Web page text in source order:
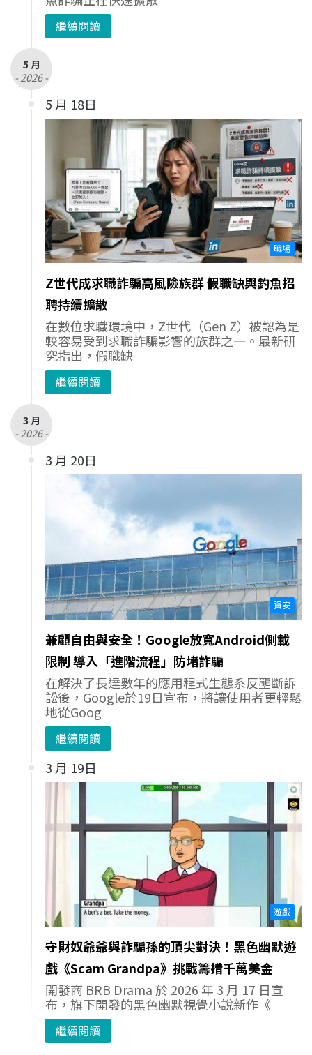
繼續閱讀
5 月
- 2026 -
5 月 18日
職場
Z世代成求職詐騙高風險族群 假職缺與釣魚招
聘持續擴散
在數位求職環境中，Z世代（Gen Z）被認為是
較容易受到求職詐騙影響的族群之一。最新研
究指出，假職缺
繼續閱讀
3 月
- 2026 -
3 月 20日
資安
兼顧自由與安全！Google放寬Android側載
限制 導入「進階流程」防堵詐騙
在解決了長達數年的應用程式生態系反壟斷訴
訟後，Google於19日宣布，將讓使用者更輕鬆
地從Goog
繼續閱讀
3 月 19日
遊戲
守財奴爺爺與詐騙孫的頂尖對決！黑色幽默遊
戲《Scam Grandpa》挑戰籌措千萬美金
開發商 BRB Drama 於 2026 年 3 月 17 日宣
布，旗下開發的黑色幽默視覺小說新作《
繼續閱讀